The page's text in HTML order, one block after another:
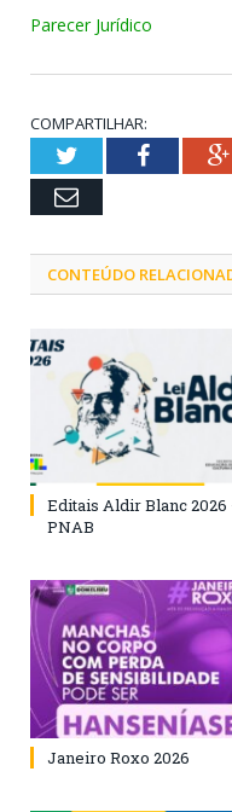
Parecer Jurídico
COMPARTILHAR:
TwitterFacebook
Email
CONTEÚDO
Editais Aldir Blanc 2026
PNAB
Janeiro Roxo 2026